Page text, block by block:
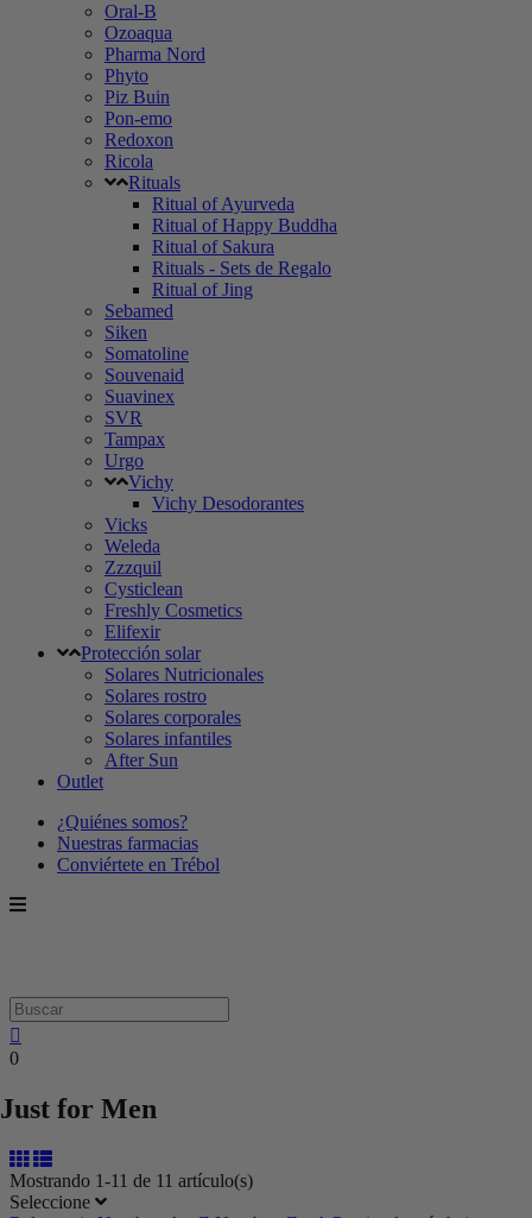
Oral-B
Ozoaqua
Pharma Nord
Phyto
Piz Buin
Pon-emo
Redoxon
Ricola
Rituals
Ritual of Ayurveda
Ritual of Happy Buddha
Ritual of Sakura
Rituals - Sets de Regalo
Ritual of Jing
Sebamed
Siken
Somatoline
Souvenaid
Suavinex
SVR
Tampax
Urgo
Vichy
Vichy Desodorantes
Vicks
Weleda
Zzzquil
Cysticlean
Freshly Cosmetics
Elifexir
Protección solar
Solares Nutricionales
Solares rostro
Solares corporales
Solares infantiles
After Sun
Outlet
¿Quiénes somos?
Nuestras farmacias
Conviértete en Trébol
0
Just for Men
Mostrando 1-11 de 11 artículo(s)
Seleccione